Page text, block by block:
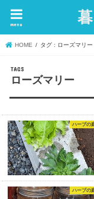
menu
HOME タグ : ローズマリー
ローズマリー
ハーブの
ハーブの